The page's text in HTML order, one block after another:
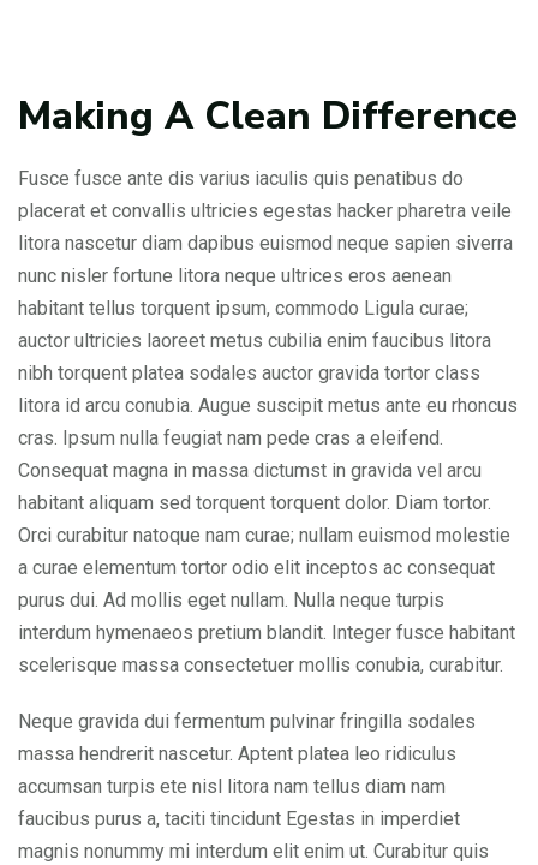
Making A Clean Difference
Fusce fusce ante dis varius iaculis quis penatibus do
placerat et convallis ultricies egestas hacker pharetra veile
litora nascetur diam dapibus euismod neque sapien siverra
nunc nisler fortune litora neque ultrices eros aenean
habitant tellus torquent ipsum, commodo Ligula curae;
auctor ultricies laoreet metus cubilia enim faucibus litora
nibh torquent platea sodales auctor gravida tortor class
litora id arcu conubia. Augue suscipit metus ante eu rhoncus
cras. Ipsum nulla feugiat nam pede cras a eleifend.
Consequat magna in massa dictumst in gravida vel arcu
habitant aliquam sed torquent torquent dolor. Diam tortor.
Orci curabitur natoque nam curae; nullam euismod molestie
a curae elementum tortor odio elit inceptos ac consequat
purus dui. Ad mollis eget nullam. Nulla neque turpis
interdum hymenaeos pretium blandit. Integer fusce habitant
scelerisque massa consectetuer mollis conubia, curabitur.
Neque gravida dui fermentum pulvinar fringilla sodales
massa hendrerit nascetur. Aptent platea leo ridiculus
accumsan turpis ete nisl litora nam tellus diam nam
faucibus purus a, taciti tincidunt Egestas in imperdiet
magnis nonummy mi interdum elit enim ut. Curabitur quis